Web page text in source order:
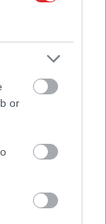
or
rindās.